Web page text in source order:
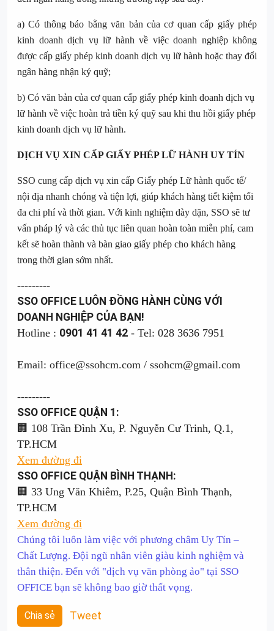
a) Có thông báo bằng văn bản của cơ quan cấp giấy phép
kinh doanh dịch vụ lữ hành về việc doanh nghiệp không
được cấp giấy phép kinh doanh dịch vụ lữ hành hoặc thay đổi
ngân hàng nhận ký quỹ;
b) Có văn bản của cơ quan cấp giấy phép kinh doanh dịch vụ
lữ hành về việc hoàn trả tiền ký quỹ sau khi thu hồi giấy phép
kinh doanh dịch vụ lữ hành.
DỊCH VỤ XIN CẤP GIẤY PHÉP LỮ HÀNH UY TÍN
SSO cung cấp dịch vụ xin cấp Giấy phép Lữ hành quốc tế/
nội địa nhanh chóng và tiện lợi, giúp khách hàng tiết kiệm tối
đa chi phí và thời gian. Với kinh nghiệm dày dặn, SSO sẽ tư
vấn pháp lý và các thủ tục liên quan hoàn toàn miễn phí, cam
kết sẽ hoàn thành và bàn giao giấy phép cho khách hàng
trong thời gian sớm nhất.
---------
SSO OFFICE LUÔN ĐỒNG HÀNH CÙNG VỚI
DOANH NGHIỆP CỦA BẠN!
Hotline : 0901 41 41 42 - Tel: 028 3636 7951
Email: office@ssohcm.com / ssohcm@gmail.com
---------
SSO OFFICE QUẬN 1:
🏢 108 Trần Đình Xu, P. Nguyễn Cư Trinh, Q.1,
TP.HCM
Xem đường đi
SSO OFFICE QUẬN BÌNH THẠNH:
🏢 33 Ung Văn Khiêm, P.25, Quận Bình Thạnh,
TP.HCM
Xem đường đi
Chúng tôi luôn làm việc với phương châm Uy Tín –
Chất Lượng. Đội ngũ nhân viên giàu kinh nghiệm và
thân thiện. Đến với "dịch vụ văn phòng ảo" tại SSO
OFFICE bạn sẽ không bao giờ thất vọng.
Chia sẻ Tweet